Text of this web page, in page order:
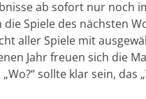
ab sofort nur noch
Spiele des nächsten
aller Spiele mit
Jahr freuen sich die
sollte klar sein,